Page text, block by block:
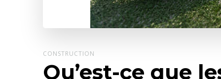
CONSTRUCTION
Qu’est-ce que